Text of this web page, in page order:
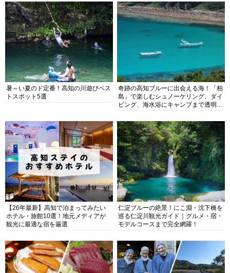
暑～い夏のド定番！高知の川遊びベス
トスポット5選
奇跡の高知ブルーに出会える海！「柏
島」で楽しむシュノーケリング、ダイ
ビング、海水浴にキャンプまで透明度
【26年最新】高知で泊まってみたい
ホテル・旅館10選！地元メディアが
観光に最適な宿を厳選
仁淀ブルーの絶景！にこ淵・沈下橋を
巡る仁淀川観光ガイド｜グルメ・宿・
モデルコースまで完全網羅！